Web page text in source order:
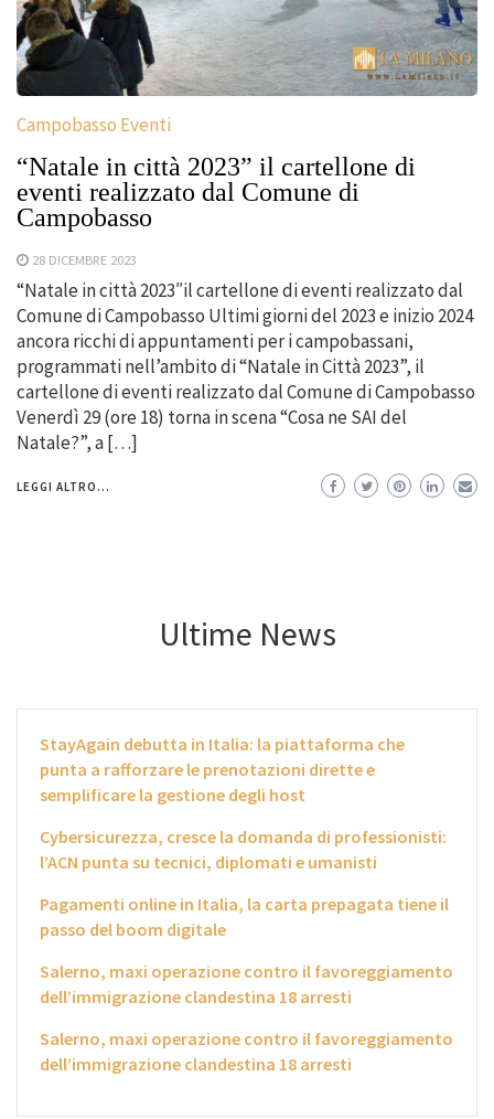
Campobasso Eventi
“Natale in città 2023” il cartellone di
eventi realizzato dal Comune di
Campobasso
28 DICEMBRE 2023
“Natale in città 2023″il cartellone di eventi realizzato dal
Comune di Campobasso Ultimi giorni del 2023 e inizio 2024
ancora ricchi di appuntamenti per i campobassani,
programmati nell’ambito di “Natale in Città 2023”, il
cartellone di eventi realizzato dal Comune di Campobasso
Venerdì 29 (ore 18) torna in scena “Cosa ne SAI del
Natale?”, a […]
LEGGI ALTRO...
Ultime News
StayAgain debutta in Italia: la piattaforma che
punta a rafforzare le prenotazioni dirette e
semplificare la gestione degli host
Cybersicurezza, cresce la domanda di professionisti:
l’ACN punta su tecnici, diplomati e umanisti
Pagamenti online in Italia, la carta prepagata tiene il
passo del boom digitale
Salerno, maxi operazione contro il favoreggiamento
dell’immigrazione clandestina 18 arresti
Salerno, maxi operazione contro il favoreggiamento
dell’immigrazione clandestina 18 arresti